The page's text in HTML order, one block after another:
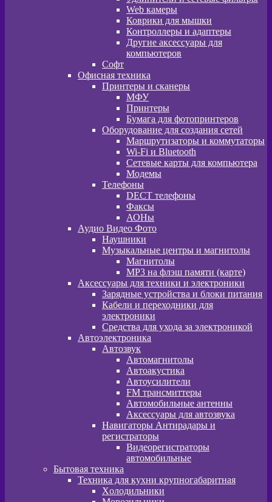
Web камеры
Коврики для мышки
Контроллеры и адаптеры
Другие аксессуары для
компьютеров
Софт
Офисная техника
Принтеры и сканеры
МФУ
Принтеры
Бумага для фотопринтеров
Оборудование для создания сетей
Маршрутизаторы и коммутаторы
Wi-Fi и Bluetooth
Сетевые карты для компьютера
Модемы
Телефоны
DECT телефоны
Факсы
АОНы
Аудио Видео Фото
Наушники
Музыкальные центры и магнитолы
Магнитолы
MP3 на флэш памяти (карте)
Аксессуары для техники и электроники
Зарядные устройства и блоки питания
Кабели и переходники для
электроники
Средства для ухода за электроникой
Автоэлектроника
Автозвук
Автомагнитолы
Автоакустика
Автоусилители
FM трансмиттеры
Автомобильные антенны
Аксессуары для автозвука
Навигаторы Антирадары и
регистраторы
Видеорегистраторы
автомобильные
Бытовая техника
Техника для кухни крупногабаритная
Xолодильники